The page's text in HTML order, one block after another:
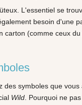
L'essentiel se
besoin d'une
carton (comme ceux
des symboles que
Wild. Pourquoi ne